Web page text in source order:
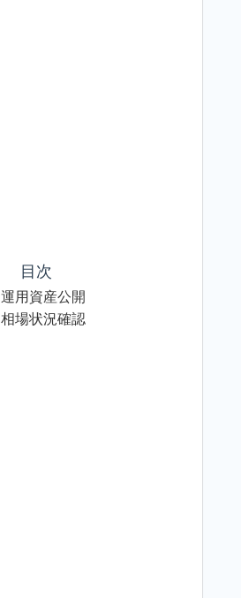
目次
運用資産公開
相場状況確認